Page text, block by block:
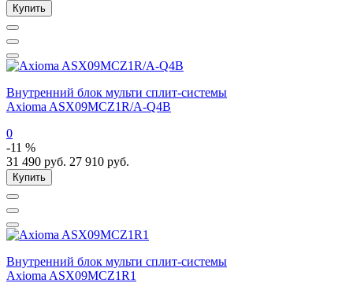
Купить
Внутренний блок мульти сплит-системы
Axioma ASX09MCZ1R/A-Q4B
0
-11 %
31 490 руб. 27 910 руб.
Купить
Внутренний блок мульти сплит-системы
Axioma ASX09MCZ1R1